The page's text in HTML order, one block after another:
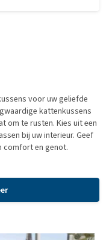
voor uw geliefde
kattenkussens
om te rusten. Kies uit een
bij uw interieur. Geef
comfort en genot.